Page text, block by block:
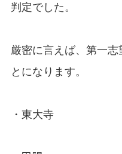
判定でした。
厳密に言えば、第一志
とになります。
・東大寺